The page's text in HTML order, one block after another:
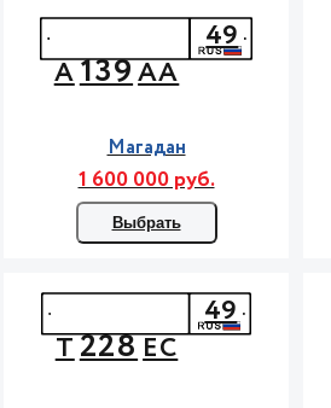
А139АА
49
Магадан
1 600 000 руб.
Выбрать
Т228ЕС
49